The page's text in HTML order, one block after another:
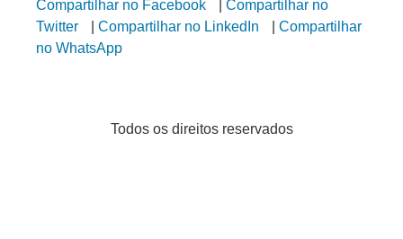
Compartilhar no Facebook
Compartilhar no
Twitter
Compartilhar no LinkedIn
Compartilhar
no WhatsApp
Todos os direitos reservados